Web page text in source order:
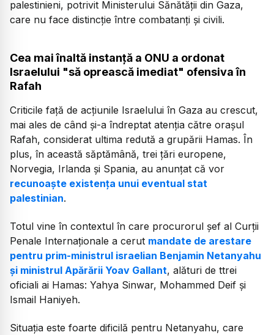
palestinieni, potrivit Ministerului Sănătății din Gaza,
care nu face distincție între combatanți și civili.
Cea mai înaltă instanță a ONU a ordonat
Israelului "să oprească imediat" ofensiva în
Rafah
Criticile față de acțiunile Israelului în Gaza au crescut,
mai ales de când și-a îndreptat atenția către orașul
Rafah, considerat ultima redută a grupării Hamas. În
plus, în această săptămână, trei țări europene,
Norvegia, Irlanda și Spania, au anunțat că vor
recunoaște existența unui eventual stat
palestinian.
Totul vine în contextul în care procurorul șef al Curții
Penale Internaționale a cerut mandate de arestare
pentru prim-ministrul israelian Benjamin Netanyahu
și ministrul Apărării Yoav Gallant, alături de ttrei
oficiali ai Hamas: Yahya Sinwar, Mohammed Deif și
Ismail Haniyeh.
Situația este foarte dificilă pentru Netanyahu, care